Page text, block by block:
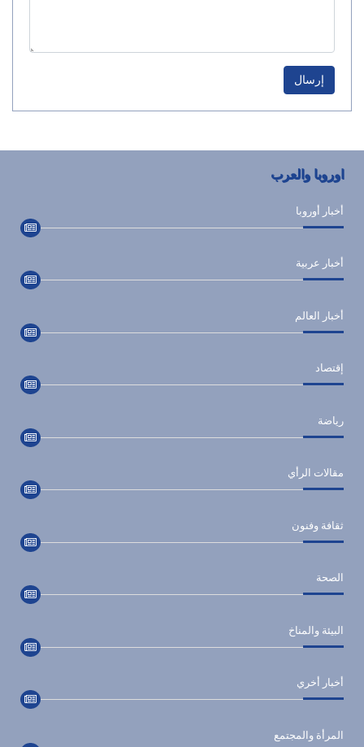
إرسال
اوروبا والعرب
أخبار أوروبا
أخبار عربية
أخبار العالم
إقتصاد
رياضة
مقالات الرأي
ثقافة وفنون
الصحة
البيئة والمناخ
أخبار أخري
المرأة والمجتمع